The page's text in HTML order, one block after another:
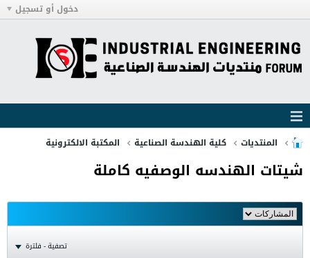
دخول أو تسجيل
المنتديات كلية الهندسة الصناعية المكتبة الالكترونية
شيتات الهندسه الوصفيه كاملة
تصفية - فلترة